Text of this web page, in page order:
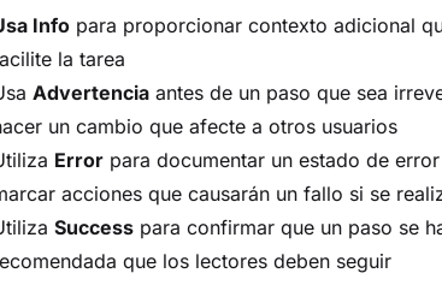
Info para proporcionar contexto adicional
la tarea
Advertencia antes de un paso que sea
un cambio que afecte a otros usuarios
Error para documentar un estado de
acciones que causarán un fallo si se
Success para confirmar que un paso se
que los lectores deben seguir